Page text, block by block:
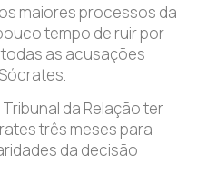
maiores processos da
tempo de ruir por
as acusações
da Relação ter
três meses para
da decisão